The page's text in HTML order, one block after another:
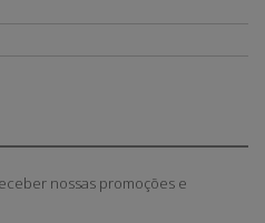
nossas promoções e